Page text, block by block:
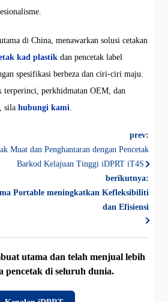
di China, menawarkan solusi cetakan
kad plastik dan pencetak label
spesifikasi berbeza dan ciri-ciri maju.
terperinci, perkhidmatan OEM, dan
silahubungi kami
prev:
Muat dan Penghantaran dengan Pencetak
Barkod Kelajuan Tinggi iDPRT iT4S
berikutnya:
Portable meningkatkan Kefleksibiliti
dan Efisiensi
utama dan telah menjual lebih
pencetak di seluruh dunia.